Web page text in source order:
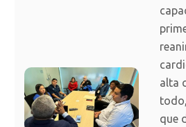
alta
que